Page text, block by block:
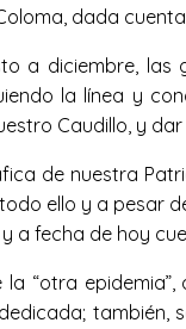
dada
a diciembre,
la línea y
Caudillo, y
de nuestra
ello y a pesar
a fecha de hoy
“otra epidemia”,